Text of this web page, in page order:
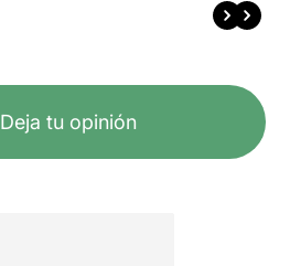
Deja tu opinión